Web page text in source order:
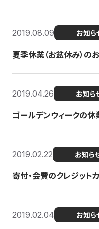
2019.08.09 お知ら
夏季休業（お盆休み）の
2019.04.26 お知ら
ゴールデンウィークの
2019.02.22 お知ら
寄付・会費のクレジット
2019.02.04 お知ら